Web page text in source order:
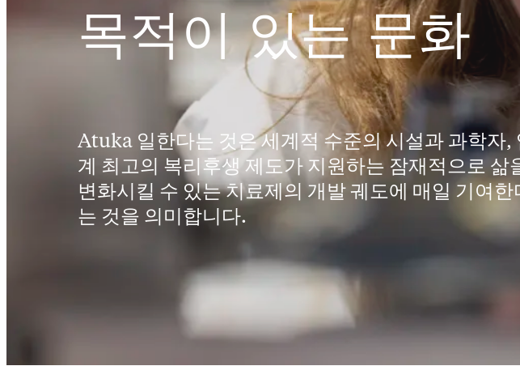
목적이 있는 문화
Atuka 일한다는 것은 세계적 수준의 시설과 과학자,
계 최고의 복리후생 제도가 지원하는 잠재적으로 삶
변화시킬 수 있는 치료제의 개발 궤도에 매일 기여한
는 것을 의미합니다.